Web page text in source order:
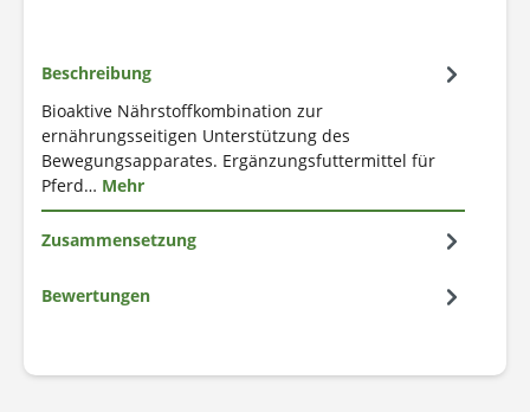
Beschreibung
Bioaktive Nährstoffkombination zur
ernährungsseitigen Unterstützung des
Bewegungsapparates. Ergänzungsfuttermittel für
Pferd… Mehr
Zusammensetzung
Bewertungen